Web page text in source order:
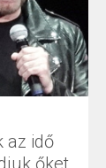
az idő